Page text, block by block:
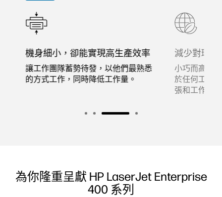
機身細小，卻能實現高生產效率
讓工作團隊蓄勢待發，以他們最熟悉
的方式工作，同時降低工作量。
減少對環境
小巧而高效
於任何工作
張和工作空
為你隆重呈獻 HP LaserJet Enterprise
400 系列